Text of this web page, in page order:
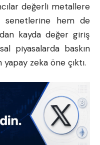
değerli metallere
senetlerine hem de
kayda değer giriş
piyasalarda baskın
zeka öne çıktı.